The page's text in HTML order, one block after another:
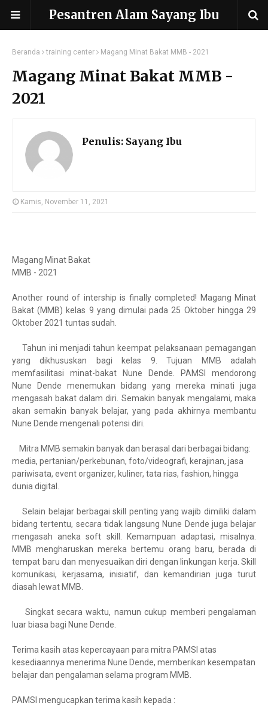
Pesantren Alam Sayang Ibu
Beranda training center Magang Minat Bakat MMB - 2021
Magang Minat Bakat MMB -
2021
Penulis: Sayang Ibu
Kamis, November 11, 2021
Magang Minat Bakat
MMB - 2021
Another round of intership is finally completed! Magang Minat
Bakat (MMB) kelas 9 yang dimulai pada 25 Oktober hingga 29
Oktober 2021 tuntas sudah.
Tahun ini menjadi tahun keempat pelaksanaan pemagangan
yang dikhususkan bagi kelas 9. Tujuan MMB adalah
memfasilitasi minat-bakat Nune Dende. PAMSI mendorong
Nune Dende menemukan bidang yang mereka minati juga
mengasah bakat dalam diri. Semakin banyak mengalami, maka
akan semakin banyak belajar, yang pada akhirnya membantu
Nune Dende mengenali potensi diri.
Mitra MMB semakin banyak dan berasal dari berbagai bidang:
media, pertanian/perkebunan, foto/videografi, kerajinan, jasa
pariwisata, event organizer, kuliner, tata rias, fashion, hingga
dunia digital.
Selain belajar berbagai skill penting yang wajib dimiliki dalam
bidang tertentu, secara tidak langsung Nune Dende juga belajar
mengasah aneka soft skill. Kemampuan adaptasi, misalnya.
MMB mengharuskan mereka bertemu orang baru, berada di
tempat baru dan menyesuaikan diri dengan linkungan kerja. Skill
komunikasi, kerjasama, inisiatif, dan kemandirian juga turut
diasah lewat MMB.
Singkat secara waktu, namun cukup memberi pengalaman
luar biasa bagi Nune Dende.
Terima kasih atas kepercayaan para mitra PAMSI atas
kesediaannya menerima Nune Dende, memberikan kesempatan
belajar dan pengalaman selama program MMB.
PAMSI mengucapkan terima kasih kepada :